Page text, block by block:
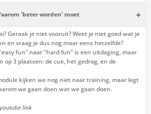
'beter worden' moet +
Geraak je niet vooruit? Weet je niet goed wat je
en vraag je dus nog maar eens hetzelfde?
fun" naar "hard fun" is een uitdaging, maar
op 3 plaatsen: de cue, het gedrag, en de
kijken we nog niet naar training, maar legt
we gaan doen wat we gaan doen.
link